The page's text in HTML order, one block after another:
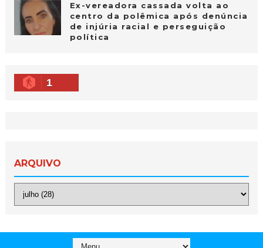
Ex-vereadora cassada volta ao
centro da polêmica após denúncia
de injúria racial e perseguição
política
1
ARQUIVO